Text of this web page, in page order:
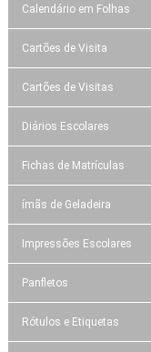
Calendário em Folhas
Cartões de Visita
Cartões de Visitas
Diários Escolares
Fichas de Matrículas
ímãs de Geladeira
Impressões Escolares
Panfletos
Rótulos e Etiquetas